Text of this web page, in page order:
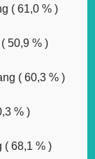
( 61,0 % )
50,9 % )
( 60,3 % )
% )
( 68,1 % )